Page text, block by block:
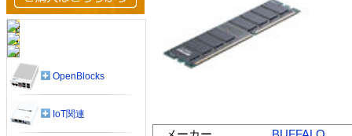
OpenBlocks
IoT関連